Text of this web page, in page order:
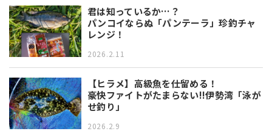
君は知っているか…？
パンコイならぬ「パンテーラ」珍釣チャ
レンジ！
2026.2.11
【ヒラメ】高級魚を仕留める！
豪快ファイトがたまらない!!伊勢湾「泳が
せ釣り」
2026.2.9